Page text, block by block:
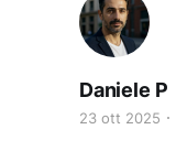
Daniele P
23 ott 2025